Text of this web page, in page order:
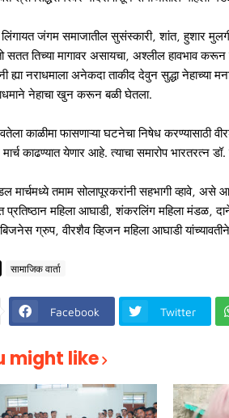
लिंगायत जंगम समाजातील सुसंस्कारी, शांत, हुशार
सतत तिच्या मागावर असायचा, अश्लील हावभाव करून
ह्या नराधमाला अनेकदा ताकीद देवुन सुद्धा नेहाच्या
नेहाचा खुन करून बळी घेतला.
काळीमा फासणाऱ्या घटनेचा निषेध करण्यासाठी
काढण्यात येणार आहे. त्याचा समारोप भारतरत्न
मार्चमध्ये तमाम सोलापूरकरांनी सहभागी व्हावे,
प्रतिष्ठान महिला आघाडी, शंकरलिंग महिला मंडळ,
बिजनेस ग्रुप, वीरशैव व्हिजन महिला आघाडी
सामाजिक वार्ता
Facebook Twitter
might like